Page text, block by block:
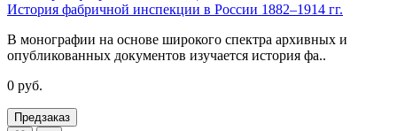
История фабричной инспекции в России 1882–1914 гг.
В монографии на основе широкого спектра архивных и
опубликованных документов изучается история фа..
0 руб.
Предзаказ